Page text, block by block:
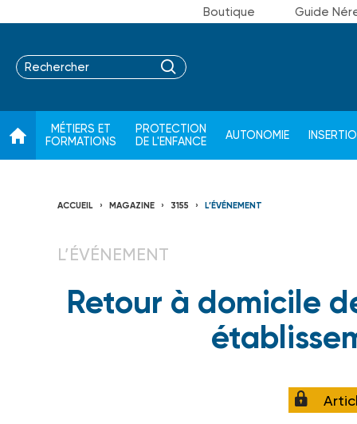
Boutique Guide
MÉTIERS ET
FORMATIONS
PROTECTION
DE L'ENFANCE
AUTONOMIE
ACCUEIL MAGAZINE 3155 L’ÉVÉNEMENT
L’ÉVÉNEMENT
Retour à domicile